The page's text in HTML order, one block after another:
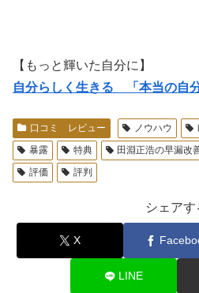
【もっと輝いた自分に】
自分らしく生きる 「本当の自
口コミ レビュー ノウハウ
暴露
特典 田淵正浩の早漏改
評価
評判
シェアす
X
LINE